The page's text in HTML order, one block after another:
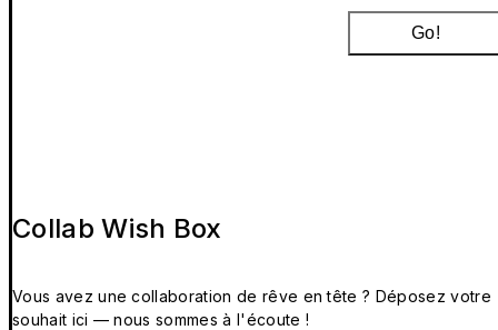
Go!
Collab Wish Box
Vous avez une collaboration de rêve en tête ? Déposez votre
souhait ici — nous sommes à l'écoute !